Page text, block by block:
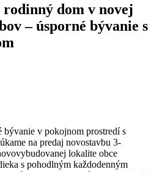
dom v novej
– úsporné bývanie s
v pokojnom prostredí s
na predaj novostavbu 3-
lokalite obce
s pohodlným každodenným